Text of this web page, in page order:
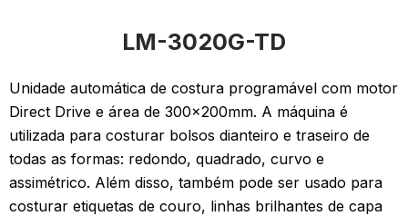
LM-3020G-TD
Unidade automática de costura programável com motor
Direct Drive e área de 300x200mm. A máquina é
utilizada para costurar bolsos dianteiro e traseiro de
todas as formas: redondo, quadrado, curvo e
assimétrico. Além disso, também pode ser usado para
costurar etiquetas de couro, linhas brilhantes de capa